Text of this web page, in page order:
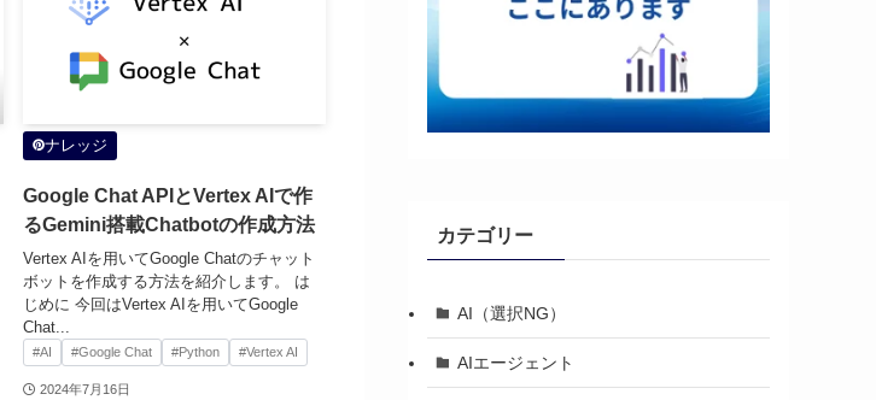
ナレッジ
Google Chat APIとVertex AIで作
るGemini搭載Chatbotの作成方法
Vertex AIを用いてGoogle Chatのチャット
ボットを作成する方法を紹介します。 は
じめに 今回はVertex AIを用いてGoogle
Chat...
#AI #Google Chat #Python #Vertex AI
2024年7月16日
カテゴリー
AI（選択NG）
AIエージェント